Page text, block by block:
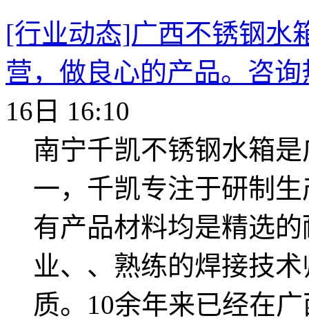
[行业动态]广西不锈钢水
营，做良心的产品。咨询
16日 16:10
南宁千凯不锈钢水箱
一，千凯专注于研制
有产品材料均是精选
业、、熟练的焊接技
质。10余年来已经在